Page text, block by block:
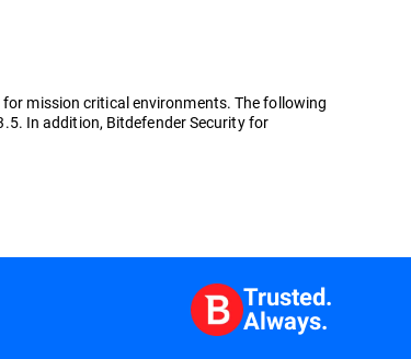
mission critical environments. The following
In addition, Bitdefender Security for
Trusted.
Always.